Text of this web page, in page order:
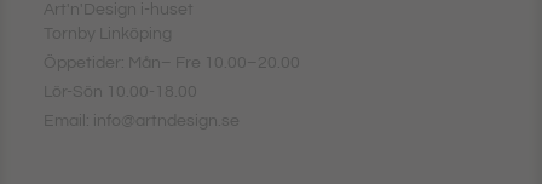
Art'n'Design i-huset
Tornby Linköping
Öppetider: Mån– Fre 10.00–20.00
Lör-Sön 10.00-18.00
Email: info@artndesign.se